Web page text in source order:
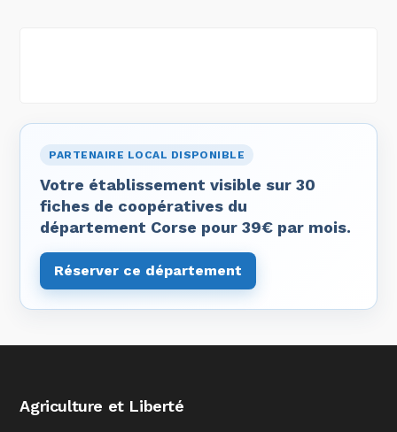
PARTENAIRE LOCAL DISPONIBLE
Votre établissement visible sur 30
fiches de coopératives du
département Corse pour 39€ par mois.
Réserver ce département
Agriculture et Liberté